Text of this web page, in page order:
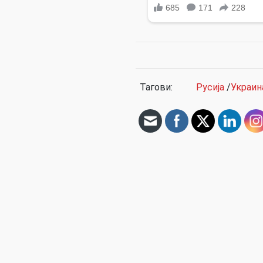
Тагови: Русија /